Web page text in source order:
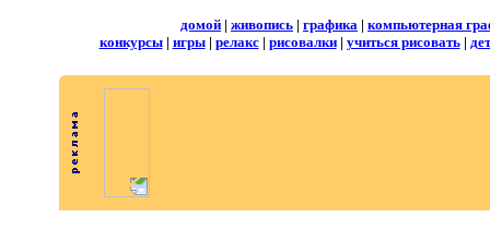
домой | живопись | графика | компьютерная
конкурсы| игры| релакс| рисовалки| учиться рисовать|